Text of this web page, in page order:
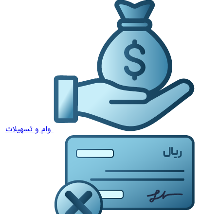
وام و تسهیلات